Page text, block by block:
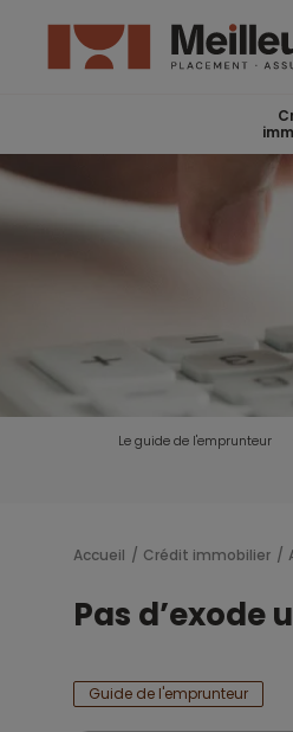
Le guide de l'emprunteur
Accueil Crédit immobilier
Pas d’exode
Guide de l'emprunteur